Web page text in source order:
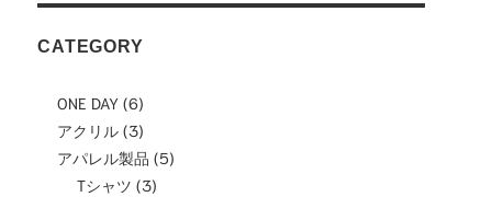
CATEGORY
ONE DAY (6)
アクリル (3)
アパレル製品 (5)
Tシャツ (3)